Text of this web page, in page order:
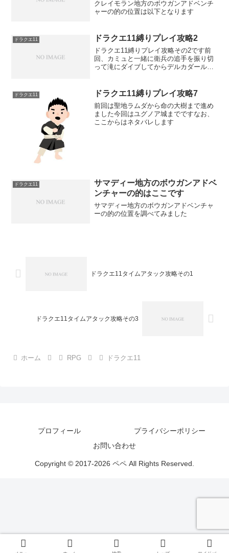
クレイモラン地方のボウガンアドベンチ
ャーの的の位置は以下となります
ドラクエ11 ドラクエ11縛りプレイ攻略2
ドラクエ11縛りプレイ攻略その2です前
回、カミュと一緒に衛兵の追手を振り切
って滝にダイブしてからデルカダール神
ドラクエ11 ドラクエ11縛りプレイ攻略7
前回は聖地ラムダから命の大樹まで進め
ました今回はユグノア城までですなお、
ここからはネタバレします
ドラクエ11
サマディー地方のボウガンアドベ
ンチャーの的はここです
サマディー地方のボウガンアドベンチャ
ーの的の位置を調べてみました
ドラクエ11タイムアタック攻略その1
ドラクエ11タイムアタック攻略その3
ホーム RPG ドラクエ11
プロフィール
プライバシーポリシー
お問い合わせ
Copyright © 2017-2026 ペペ All Rights Reserved.